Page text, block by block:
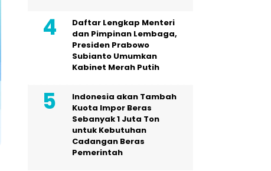
Daftar Lengkap Menteri
dan Pimpinan Lembaga,
Presiden Prabowo
Subianto Umumkan
Kabinet Merah Putih
Indonesia akan Tambah
Kuota Impor Beras
Sebanyak 1 Juta Ton
untuk Kebutuhan
Cadangan Beras
Pemerintah